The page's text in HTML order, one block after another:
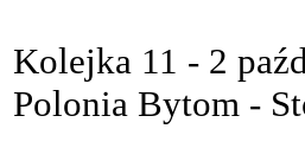
Kolejka 11 - 2
Polonia Bytom -